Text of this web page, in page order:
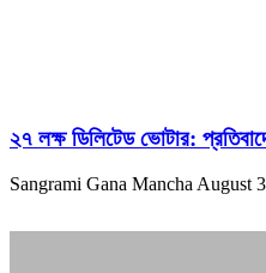
২৭ লক্ষ ডিলিটেড ভোটার:
Sangrami Gana Mancha August